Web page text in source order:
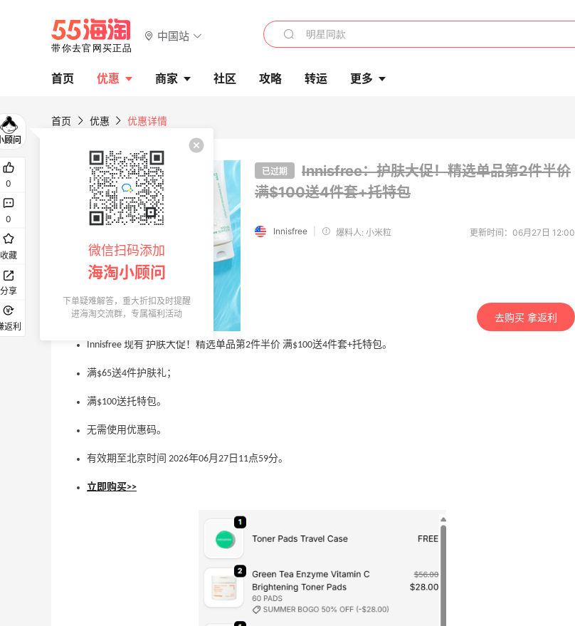
中国站
首页 优惠 商家 社区 攻略 转运 更多
首页 优惠 优惠详情
已过期
Innisfree：护肤大促！精选单品第2件半价
满$100送4件套+托特包
Innisfree 爆料人: 小米粒 更新时间：06月27日 12:00
去购买 拿返利
Innisfree 现有 护肤大促！精选单品第2件半价 满$100送4件套+托特包。
满$65送4件护肤礼；
满$100送托特包。
无需使用优惠码。
有效期至北京时间 2026年06月27日11点59分。
立即购买>>
0
0
收藏
分享
返利
微信扫码添加
海淘小顾问
下单疑难解答，重大折扣及时提醒
进海淘交流群，专属福利活动